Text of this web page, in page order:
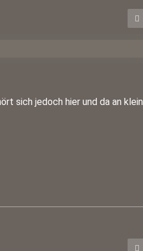
sich jedoch hier und da an